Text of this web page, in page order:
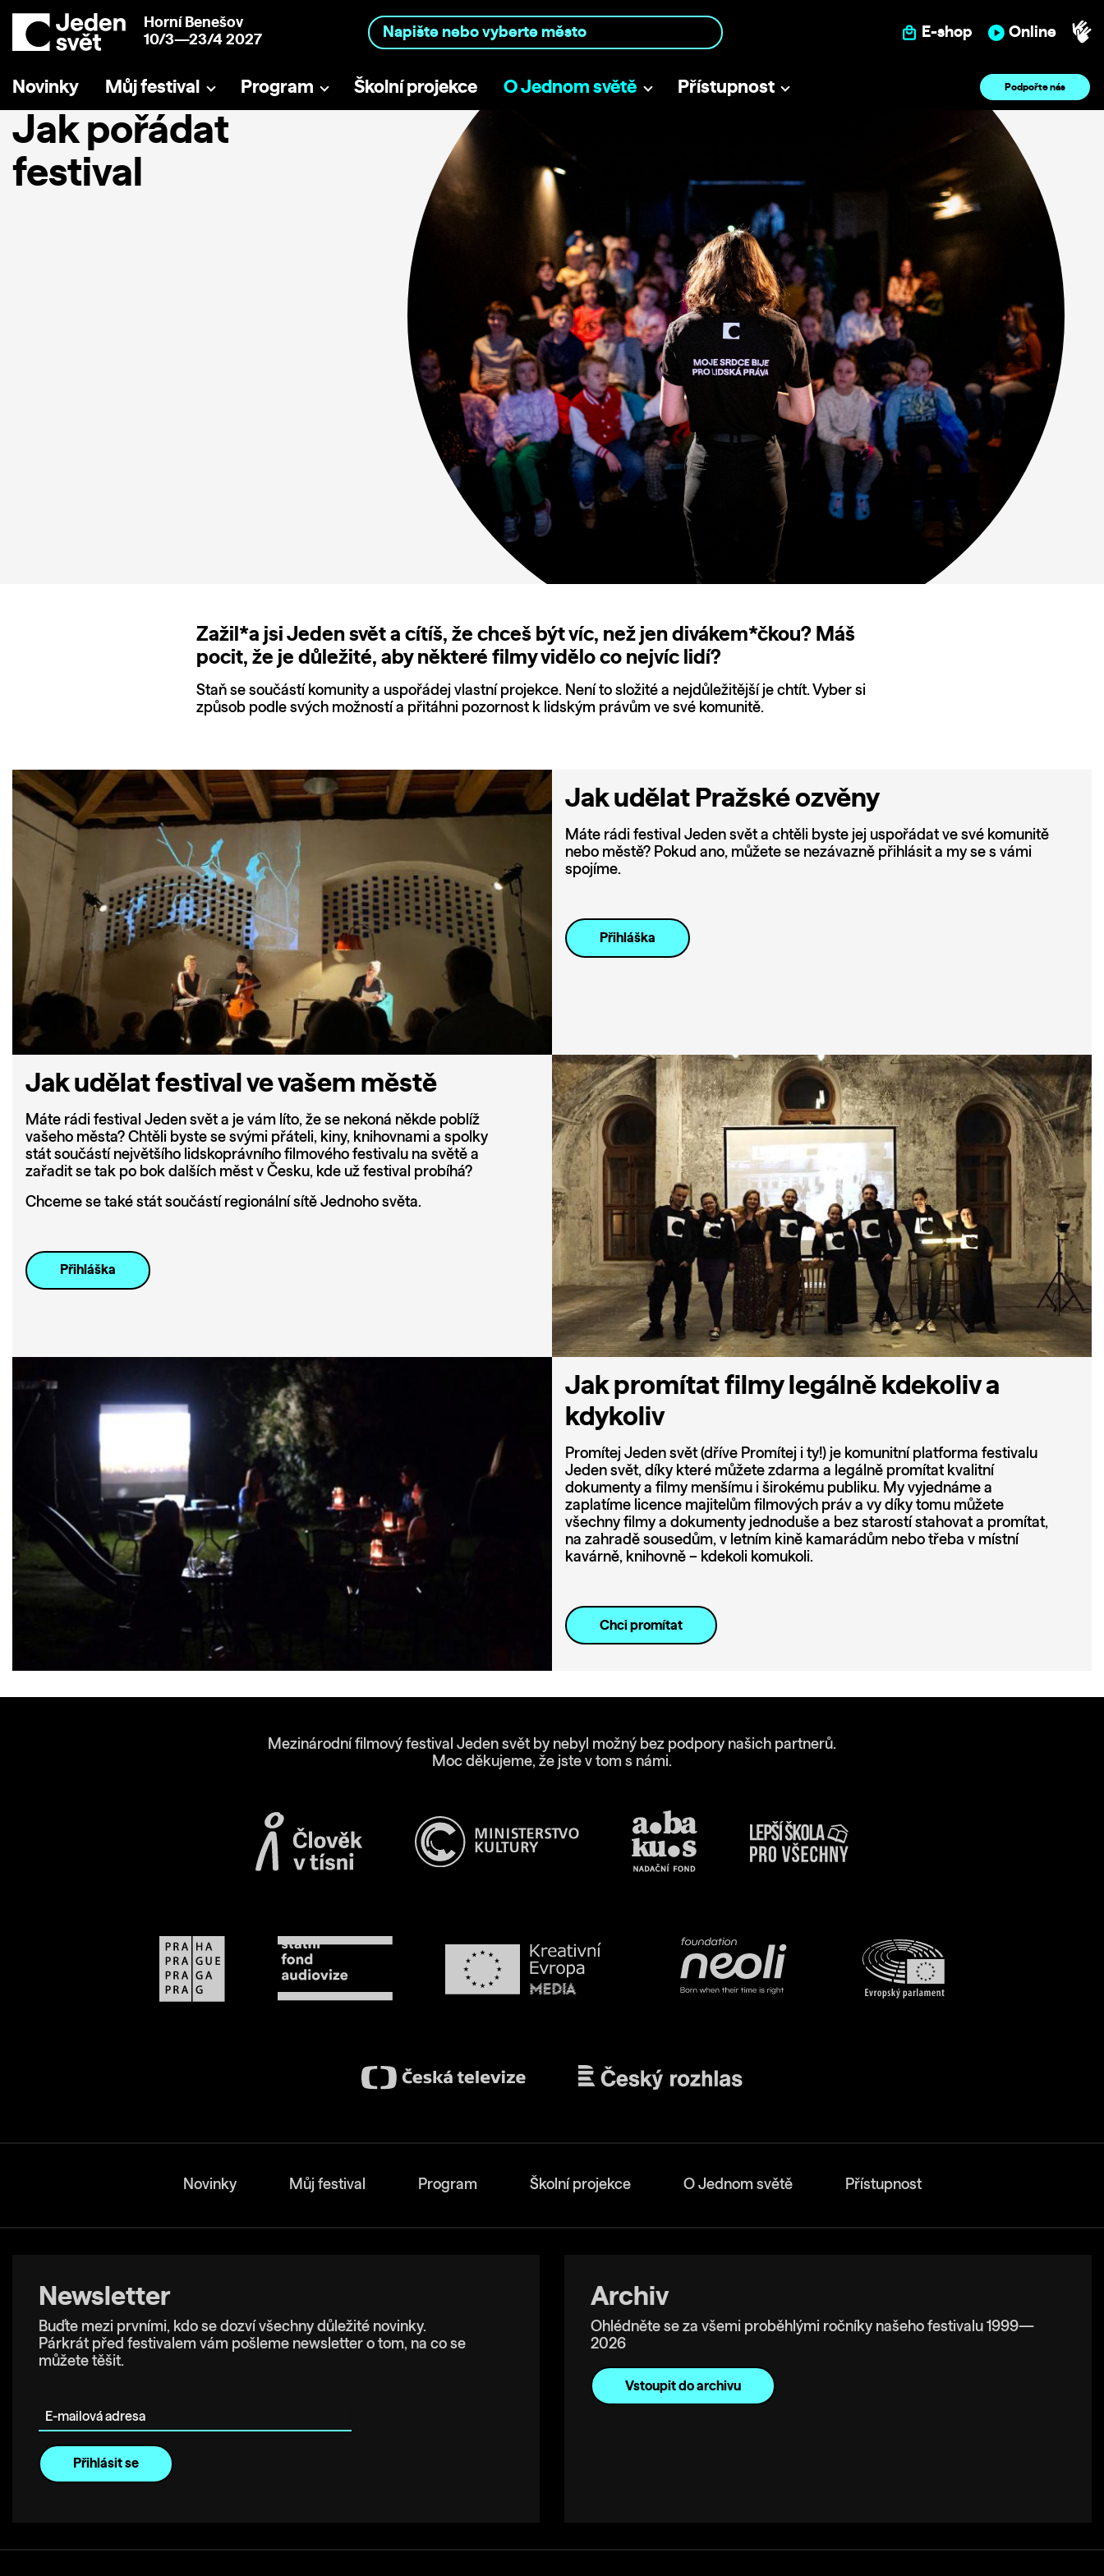
Horní Benešov
10/3—23/4 2027
E-shop Online
Novinky Můj festival Program Školní projekce O Jednom světě Přístupnost Podpořte nás
Jak pořádat
festival
Zažil*a jsi Jeden svět a cítíš, že chceš být víc, než jen divákem*čkou? Máš
pocit, že je důležité, aby některé filmy vidělo co nejvíc lidí?
Staň se součástí komunity a uspořádej vlastní projekce. Není to složité a nejdůležitější je chtít. Vyber si
způsob podle svých možností a přitáhni pozornost k lidským právům ve své komunitě.
Jak udělat Pražské ozvěny
Máte rádi festival Jeden svět a chtěli byste jej uspořádat ve své komunitě
nebo městě? Pokud ano, můžete se nezávazně přihlásit a my se s vámi
spojíme.
Přihláška
Jak udělat festival ve vašem městě
Máte rádi festival Jeden svět a je vám líto, že se nekoná někde poblíž
vašeho města? Chtěli byste se svými přáteli, kiny, knihovnami a spolky
stát součástí největšího lidskoprávního filmového festivalu na světě a
zařadit se tak po bok dalších měst v Česku, kde už festival probíhá?
Chceme se také stát součástí regionální sítě Jednoho světa.
Přihláška
Jak promítat filmy legálně kdekoliv a
kdykoliv
Promítej Jeden svět (dříve Promítej i ty!) je komunitní platforma festivalu
Jeden svět, díky které můžete zdarma a legálně promítat kvalitní
dokumenty a filmy menšímu i širokému publiku. My vyjednáme a
zaplatíme licence majitelům filmových práv a vy díky tomu můžete
všechny filmy a dokumenty jednoduše a bez starostí stahovat a promítat,
na zahradě sousedům, v letním kině kamarádům nebo třeba v místní
kavárně, knihovně – kdekoli komukoli.
Chci promítat
Mezinárodní filmový festival Jeden svět by nebyl možný bez podpory našich partnerů.
Moc děkujeme, že jste v tom s námi.
Novinky Můj festival Program Školní projekce O Jednom světě Přístupnost
Newsletter
Buďte mezi prvními, kdo se dozví všechny důležité novinky.
Párkrát před festivalem vám pošleme newsletter o tom, na co se
můžete těšit.
Archiv
Ohlédněte se za všemi proběhlými ročníky našeho festivalu 1999—
2026
Vstoupit do archivu